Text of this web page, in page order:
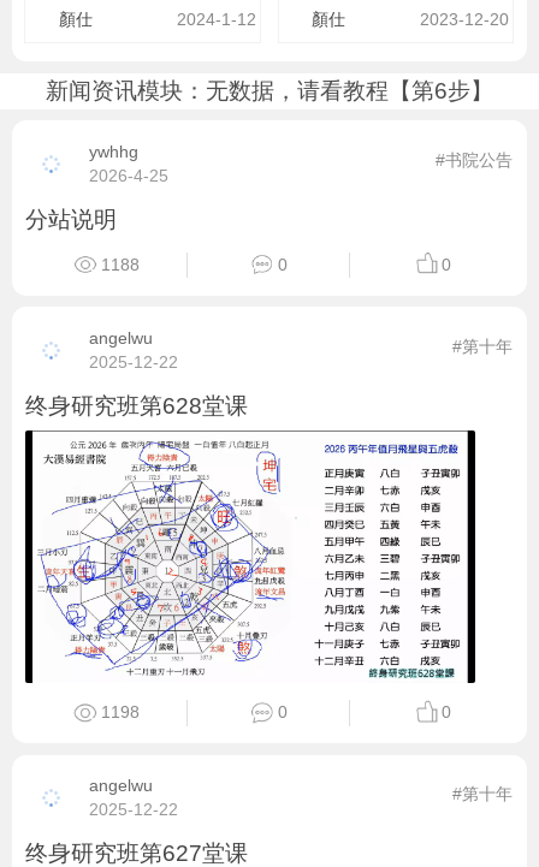
顏仕 2024-1-12 顏仕 2023-12-20
新闻资讯模块：无数据，请看教程【第6步】
ywhhg
2026-4-25
#书院公告
分站说明
1188 0 0
angelwu
2025-12-22
#第十年
终身研究班第628堂课
1198 0 0
angelwu
2025-12-22
#第十年
终身研究班第627堂课